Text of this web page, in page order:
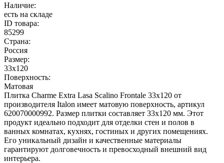
Наличие:
есть на складе
ID товара:
85299
Страна:
Россия
Размер:
33x120
Поверхность:
Матовая
Плитка Charme Extra Lasa Scalino Frontale 33х120 от
производителя Italon имеет матовую поверхность, артикул
620070000992. Размер плитки составляет 33х120 мм. Этот
продукт идеально подходит для отделки стен и полов в
ванных комнатах, кухнях, гостиных и других помещениях.
Его уникальный дизайн и качественные материалы
гарантируют долговечность и превосходный внешний вид
интерьера.